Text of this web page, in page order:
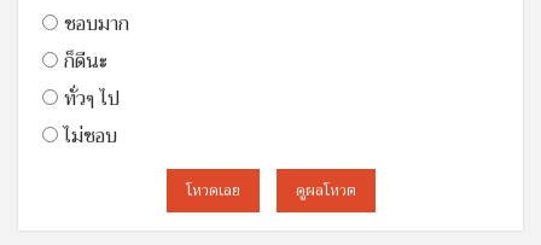
ชอบมาก
ก็ดีนะ
ทั่วๆ ไป
ไม่ชอบ
โหวดเลย ดูผลโหวต